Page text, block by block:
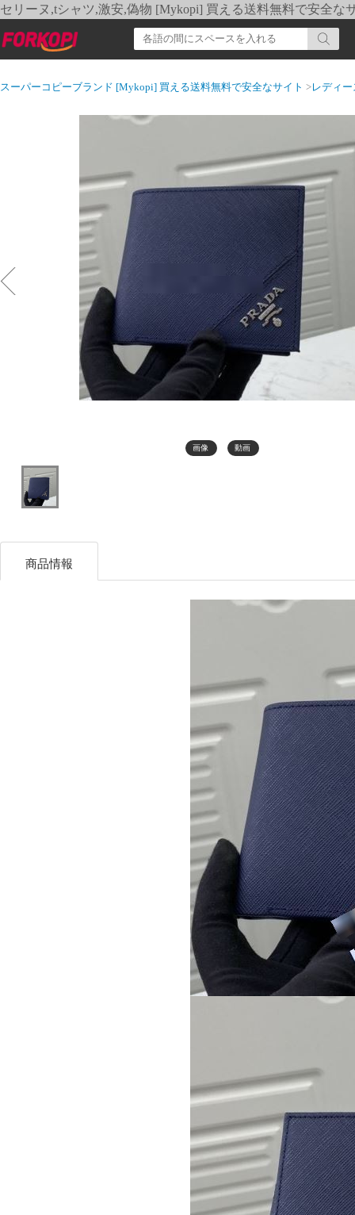
セリーヌ,tシャツ,激安,偽物 [Mykopi] 買える送料無料で安全な
スーパーコピーブランド [Mykopi] 買える送料無料で安全なサイト >レディ
画像 動画
商品情報